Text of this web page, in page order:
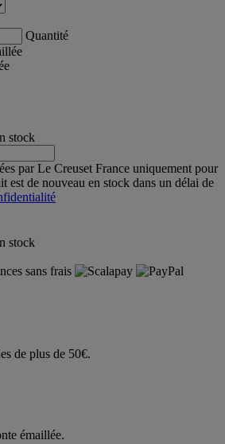
Quantité
stock
par Le Creuset France uniquement pour
est de nouveau en stock dans un délai de
stock
sans frais
de plus de 50€.
émaillée.